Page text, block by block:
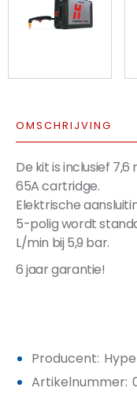
OMSCHRIJVING
De kit is inclusief
65A cartridge.
Elektrische
5-polig wordt
L/min bij 5,9 bar.
6 jaar garantie!
Producent:
Artikelnummer: